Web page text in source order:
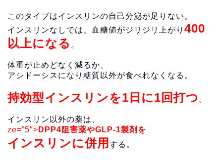
このタイプはインスリンの自己分泌が足りない。
インスリンなしでは、血糖値がジリジリ上がり 400
以上になる 。
体重が止めどなく減るか、
アシドーシスになり糖質以外が食べれなくなる。
持効型インスリンを1日に1回打つ 。
インスリン以外の薬は、
ze=”5″> DPP4阻害薬やGLP-1製剤を
インスリンに併用 する。